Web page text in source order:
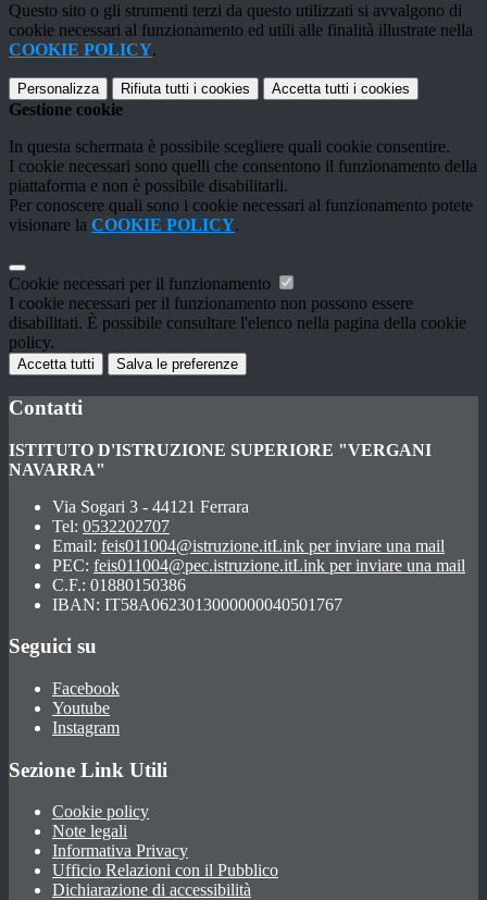
Questo sito o gli strumenti terzi da questo utilizzati si avvalgono di
cookie necessari al funzionamento ed utili alle finalità illustrate nella
COOKIE POLICY.
Personalizza Rifiuta tutti i cookies Accetta tutti i cookies
Gestione cookie
In questa schermata è possibile scegliere quali cookie consentire.
I cookie necessari sono quelli che consentono il funzionamento della
piattaforma e non è possibile disabilitarli.
Per conoscere quali sono i cookie necessari al funzionamento potete
visionare la COOKIE POLICY.
Cookie necessari per il funzionamento
I cookie necessari per il funzionamento non possono essere
disabilitati. È possibile consultare l'elenco nella pagina della cookie
policy.
Accetta tutti Salva le preferenze
Contatti
ISTITUTO D'ISTRUZIONE SUPERIORE "VERGANI
NAVARRA"
Via Sogari 3 - 44121 Ferrara
Tel: 0532202707
Email: feis011004@istruzione.itLink per inviare una mail
PEC: feis011004@pec.istruzione.itLink per inviare una mail
C.F.: 01880150386
IBAN: IT58A0623013000000040501767
Seguici su
Facebook
Youtube
Instagram
Sezione Link Utili
Cookie policy
Note legali
Informativa Privacy
Ufficio Relazioni con il Pubblico
Dichiarazione di accessibilità